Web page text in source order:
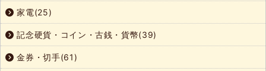
家電(25)
記念硬貨・コイン・古銭・貨幣(39)
金券・切手(61)